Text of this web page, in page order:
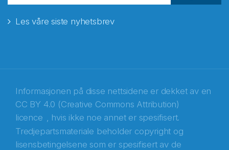
Les våre siste nyhetsbrev
Informasjonen på disse nettsidene er dekket av en
CC BY 4.0 (Creative Commons Attribution)
licence , hvis ikke noe annet er spesifisert.
Tredjepartsmateriale beholder copyright og
lisensbetingelsene som er spesifisert av de
Abonnér på nyhetsbrevene fra Norecopa